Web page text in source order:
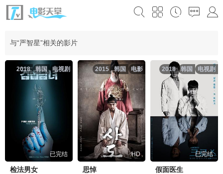
与“严智星”相关的影片
电视剧
韩国
2018
已完结
检法男女
电影
韩国
2015
HD
思悼
电视剧
韩国
2018
已完结
假面医生